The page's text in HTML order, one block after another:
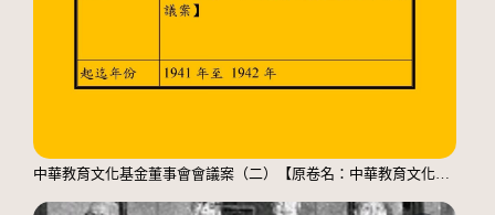
中華教育文化基金董事會會議案（二）【原卷名：中華教育文化基金董事會會議案】